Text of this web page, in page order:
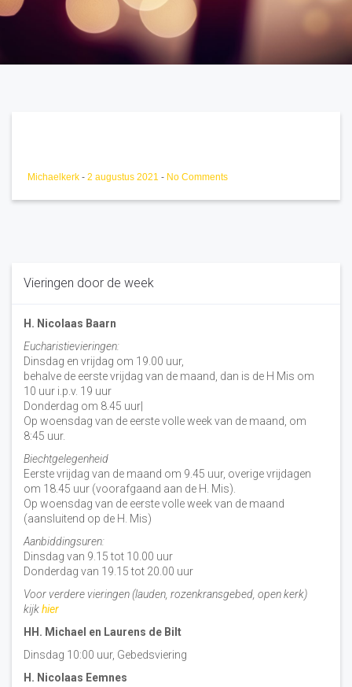
Michaelkerk - 2 augustus 2021 - No Comments
Vieringen door de week
H. Nicolaas Baarn
Eucharistievieringen:
Dinsdag en vrijdag om 19.00 uur,
behalve de eerste vrijdag van de maand, dan is de H Mis om
10 uur i.p.v. 19 uur
Donderdag om 8.45 uur|
Op woensdag van de eerste volle week van de maand, om
8:45 uur.
Biechtgelegenheid
Eerste vrijdag van de maand om 9.45 uur, overige vrijdagen
om 18.45 uur (voorafgaand aan de H. Mis).
Op woensdag van de eerste volle week van de maand
(aansluitend op de H. Mis)
Aanbiddingsuren:
Dinsdag van 9.15 tot 10.00 uur
Donderdag van 19.15 tot 20.00 uur
Voor verdere vieringen (lauden, rozenkransgebed, open kerk)
kijkhier
HH. Michael en Laurens de Bilt
Dinsdag 10:00 uur, Gebedsviering
H. Nicolaas Eemnes